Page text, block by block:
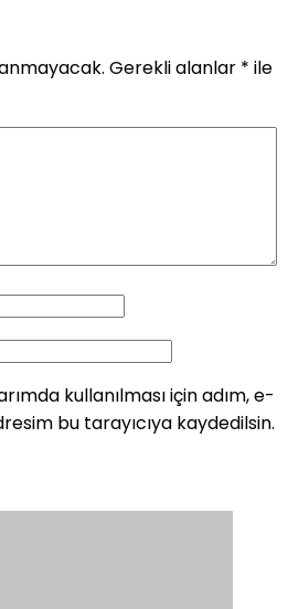
Gerekli alanlar * ile
kullanılması için adım, e-
bu tarayıcıya kaydedilsin.